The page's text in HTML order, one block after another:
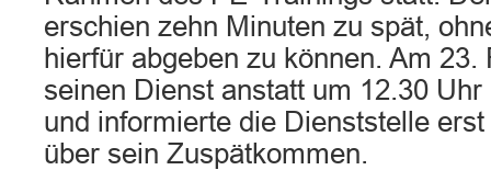
erschien zehn Minuten zu spät,
hierfür abgeben zu können. Am
seinen Dienst anstatt um 12.30
und informierte die Dienststelle
über sein Zuspätkommen.